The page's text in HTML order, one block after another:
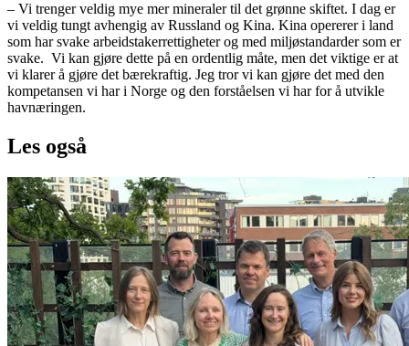
– Vi trenger veldig mye mer mineraler til det grønne skiftet. I dag er
vi veldig tungt avhengig av Russland og Kina. Kina opererer i land
som har svake arbeidstakerrettigheter og med miljøstandarder som er
svake. Vi kan gjøre dette på en ordentlig måte, men det viktige er at
vi klarer å gjøre det bærekraftig. Jeg tror vi kan gjøre det med den
kompetansen vi har i Norge og den forståelsen vi har for å utvikle
havnæringen.
Les også